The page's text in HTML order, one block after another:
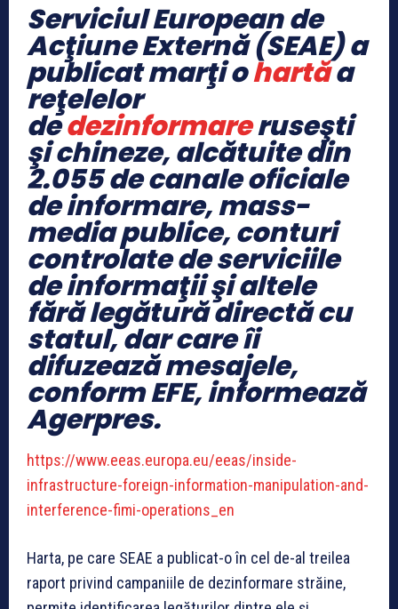
Serviciul European de
Acţiune Externă (SEAE) a
publicat marţi ohartăa
reţelelor
dedezinformareruseşti
şi chineze, alcătuite din
2.055 de canale oficiale
de informare, mass-
media publice, conturi
controlate de serviciile
de informaţii şi altele
fără legătură directă cu
statul, dar care îi
difuzează mesajele,
conform EFE, informează
Agerpres.
https://www.eeas.europa.eu/eeas/inside-
infrastructure-foreign-information-manipulation-and-
interference-fimi-operations_en
Harta, pe care SEAE a publicat-o în cel de-al treilea
raport privind campaniile de dezinformare străine,